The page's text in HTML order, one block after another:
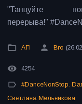
"Танцуйте
перерыва!"
АП Bro
4254
#DanceNonStop.
Светлана Мельникова